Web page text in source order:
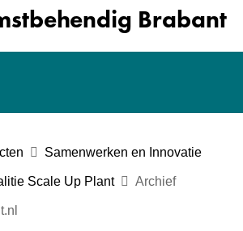
Brabant
Samenwerken en Innovatie
Scale Up Plant Archief